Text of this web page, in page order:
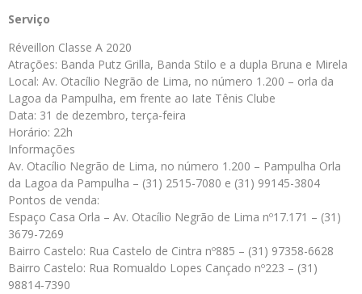
Serviço
Réveillon Classe A 2020
Atrações: Banda Putz Grilla, Banda Stilo e a dupla Bruna e Mirela
Local: Av. Otacílio Negrão de Lima, no número 1.200 – orla da
Lagoa da Pampulha, em frente ao Iate Tênis Clube
Data: 31 de dezembro, terça-feira
Horário: 22h
Informações
Av. Otacílio Negrão de Lima, no número 1.200 – Pampulha Orla
da Lagoa da Pampulha – (31) 2515-7080 e (31) 99145-3804
Pontos de venda:
Espaço Casa Orla – Av. Otacílio Negrão de Lima nº17.171 – (31)
3679-7269
Bairro Castelo: Rua Castelo de Cintra nº885 – (31) 97358-6628
Bairro Castelo: Rua Romualdo Lopes Cançado nº223 – (31)
98814-7390